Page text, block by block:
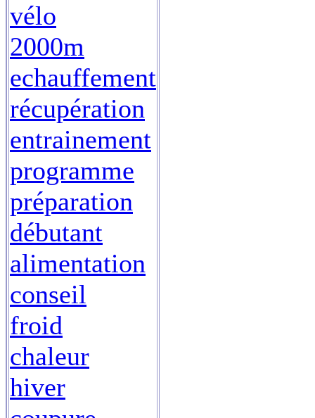
vélo
2000m
echauffement
récupération
entrainement
programme
préparation
débutant
alimentation
conseil
froid
chaleur
hiver